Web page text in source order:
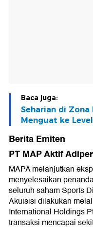
Baca juga:
Seharian di Zona
Menguat ke
Berita Emiten
PT MAP Aktif
MAPA melanjutkan
menyelesaikan
seluruh saham Sports
Akuisisi dilakukan
International Holdings
transaksi mencapai